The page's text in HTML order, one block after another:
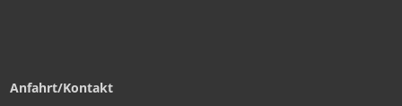
Anfahrt/Kontakt